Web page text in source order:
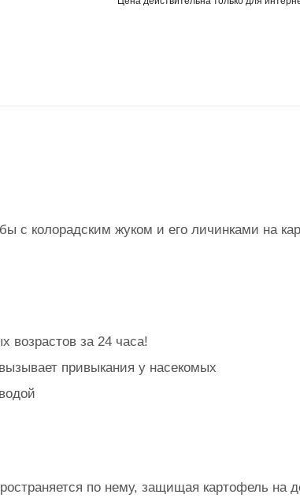
с колорадским жуком и его личинками на
возрастов за 24 часа!
привыкания у насекомых
по нему, защищая картофель на